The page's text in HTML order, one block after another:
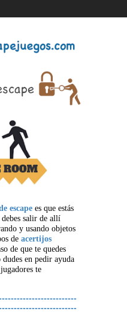
escape es que estás
salir de allí
y usando objetos
de acertijos
de que te quedes
en pedir ayuda
te